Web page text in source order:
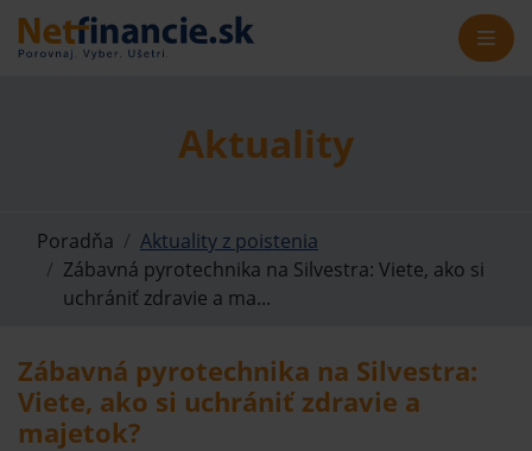
Aktuality
Poradňa
Aktuality z poistenia
Zábavná pyrotechnika na Silvestra: Viete, ako si
uchrániť zdravie a ma...
Zábavná pyrotechnika na Silvestra:
Viete, ako si uchrániť zdravie a
majetok?